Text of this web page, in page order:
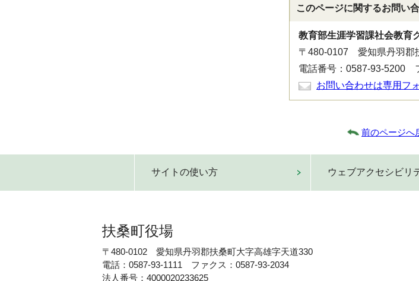
このページに関するお問い
教育部生涯学習課社会教育
〒480-0107 愛知県丹羽郡
電話番号：0587-93-5200
お問い合わせは専用フ
前のページへ
サイトの使い方 ウェブアクセシビリ
扶桑町役場
〒480-0102 愛知県丹羽郡扶桑町大字高雄字天道330
電話：0587-93-1111 ファクス：0587-93-2034
法人番号：4000020233625